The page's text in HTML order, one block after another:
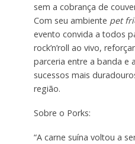
sem a cobrança de
Com seu ambiente pet
evento convida a todos
rock’n’roll ao vivo,
parceria entre a banda e
sucessos mais
região.
Sobre o Porks:
“A carne suína voltou a